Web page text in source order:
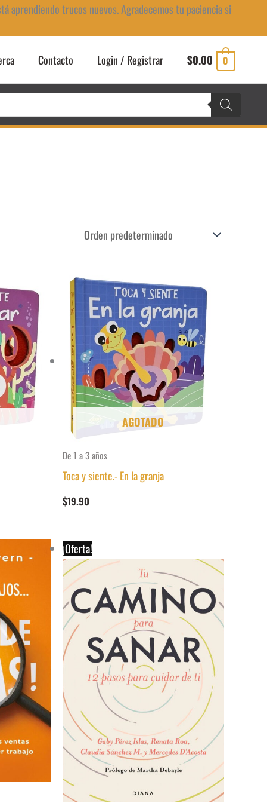
aprendiendo trucos nuevos. Agradecemos tu paciencia si
Contacto Login / Registrar $0.00 0
AGOTADO
De 1 a 3 años
Toca y siente.- En la granja
$19.90
¡Oferta!